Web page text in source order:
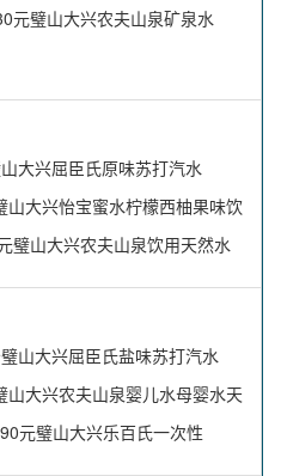
元璧山大兴农夫山泉矿泉水
大兴屈臣氏原味苏打汽水
大兴怡宝蜜水柠檬西柚果味饮
璧山大兴农夫山泉饮用天然水
山大兴屈臣氏盐味苏打汽水
大兴农夫山泉婴儿水母婴水天
元璧山大兴乐百氏一次性